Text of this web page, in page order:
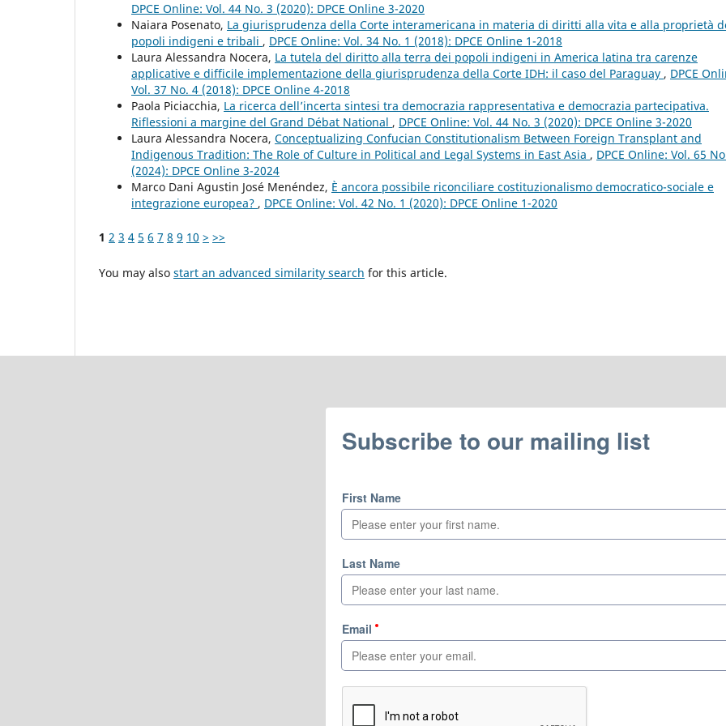
DPCE Online: Vol. 44 No. 3 (2020): DPCE Online 3-2020
Naiara Posenato, La giurisprudenza della Corte interamericana in materia di diritti alla vita e alla proprietà
popoli indigeni e tribali , DPCE Online: Vol. 34 No. 1 (2018): DPCE Online 1-2018
Laura Alessandra Nocera, La tutela del diritto alla terra dei popoli indigeni in America latina tra carenze
applicative e difficile implementazione della giurisprudenza della Corte IDH: il caso del Paraguay , DPCE
Vol. 37 No. 4 (2018): DPCE Online 4-2018
Paola Piciacchia, La ricerca dell’incerta sintesi tra democrazia rappresentativa e democrazia partecipativa.
Riflessioni a margine del Grand Débat National , DPCE Online: Vol. 44 No. 3 (2020): DPCE Online 3-2020
Laura Alessandra Nocera, Conceptualizing Confucian Constitutionalism Between Foreign Transplant and
Indigenous Tradition: The Role of Culture in Political and Legal Systems in East Asia , DPCE Online: Vol. 65
(2024): DPCE Online 3-2024
Marco Dani Agustin José Menéndez, È ancora possibile riconciliare costituzionalismo democratico-sociale e
integrazione europea? , DPCE Online: Vol. 42 No. 1 (2020): DPCE Online 1-2020
1 2 3 4 5 6 7 8 9 10 > >>
You may also start an advanced similarity search for this article.